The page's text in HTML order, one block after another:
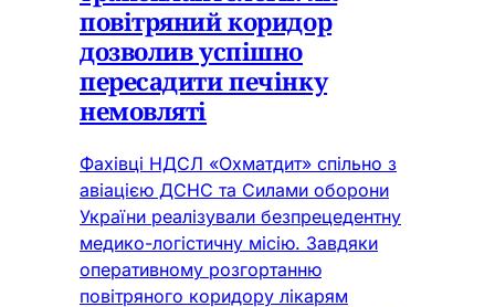
повітряний коридор
дозволив успішно
пересадити печінку
немовляті
Фахівці НДСЛ «Охматдит» спільно з
авіацією ДСНС та Силами оборони
України реалізували безпрецедентну
медико-логістичну місію. Завдяки
оперативному розгортанню
повітряного коридору лікарям